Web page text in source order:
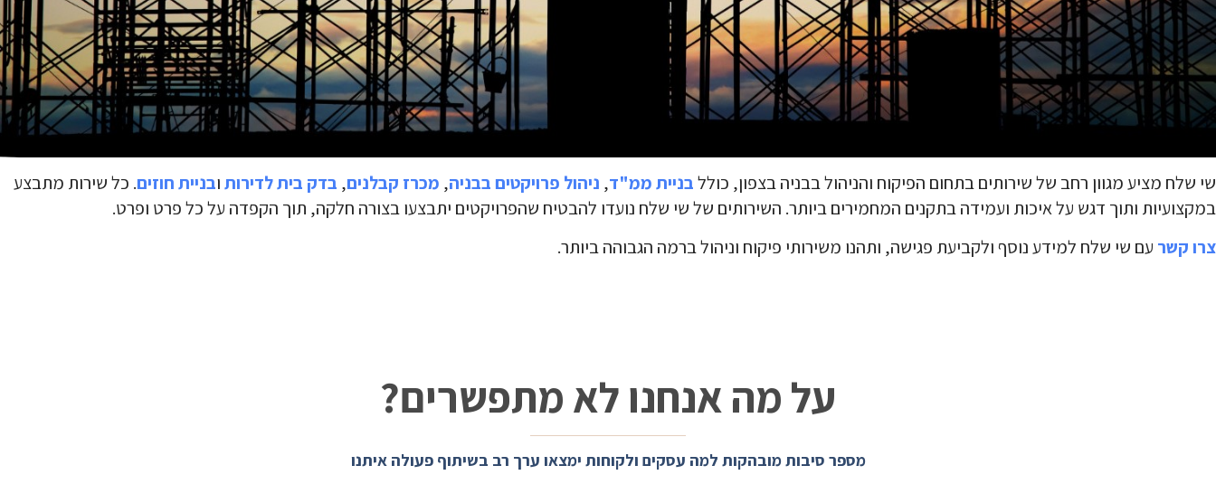
שי שלח מציע מגוון רחב של שירותים בתחום הפיקוח והניהול בבניה בצפון, כוללבניית ממ"ד, ניהול פרויקטים בבניה, מכרז קבלנים, בדק בית לדירותובניית חוזים. כל שירות מתבצע
במקצועיות ותוך דגש על איכות ועמידה בתקנים המחמירים ביותר. השירותים של שי שלח נועדו להבטיח שהפרויקטים יתבצעו בצורה חלקה, תוך הקפדה על כל פרט ופרט.
צרו קשר עם שי שלח למידע נוסף ולקביעת פגישה, ותהנו משירותי פיקוח וניהול ברמה הגבוהה ביותר.
על מה אנחנו לא מתפשרים?
מספר סיבות מובהקות למה עסקים ולקוחות ימצאו ערך רב בשיתוף פעולה איתנו